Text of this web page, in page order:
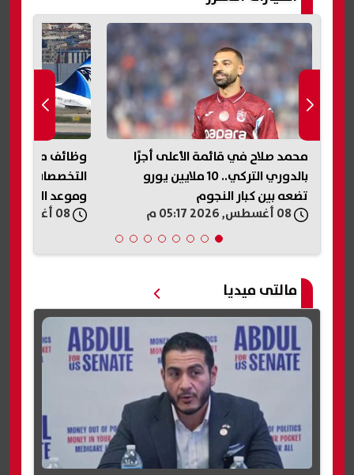
محمد صلاح في قائمة الأعلى أجرًا
بالدوري التركي.. 10 ملايين يورو
تضعه بين كبار النجوم
التخصصات
وموعد التسجيل
مالتى ميديا